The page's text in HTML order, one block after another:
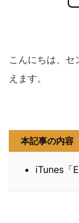
こんにちは、
えます。
本記事の内容
iTunes「